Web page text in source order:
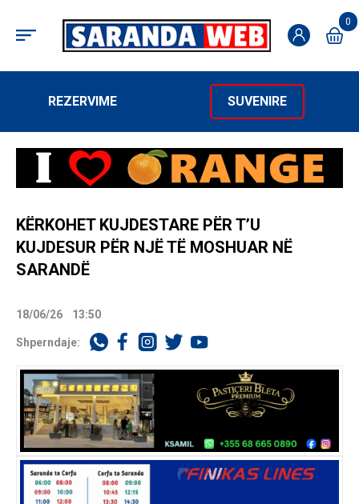
0
REZERVIME SUVENIRE
KËRKOHET KUJDESTARE PËR T’U
KUJDESUR PËR NJË TË MOSHUAR NË
SARANDË
18/06/26 13:50
Shperndaje: